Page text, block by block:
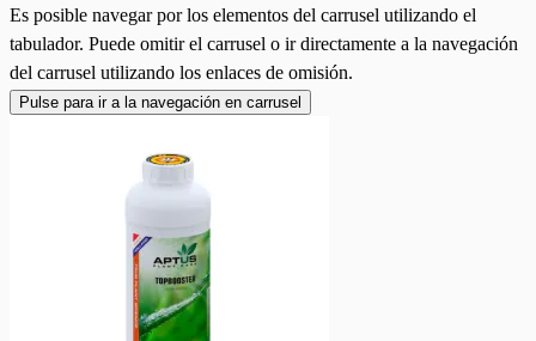
Es posible navegar por los elementos del carrusel utilizando el
tabulador. Puede omitir el carrusel o ir directamente a la navegación
del carrusel utilizando los enlaces de omisión.
Pulse para ir a la navegación en carrusel